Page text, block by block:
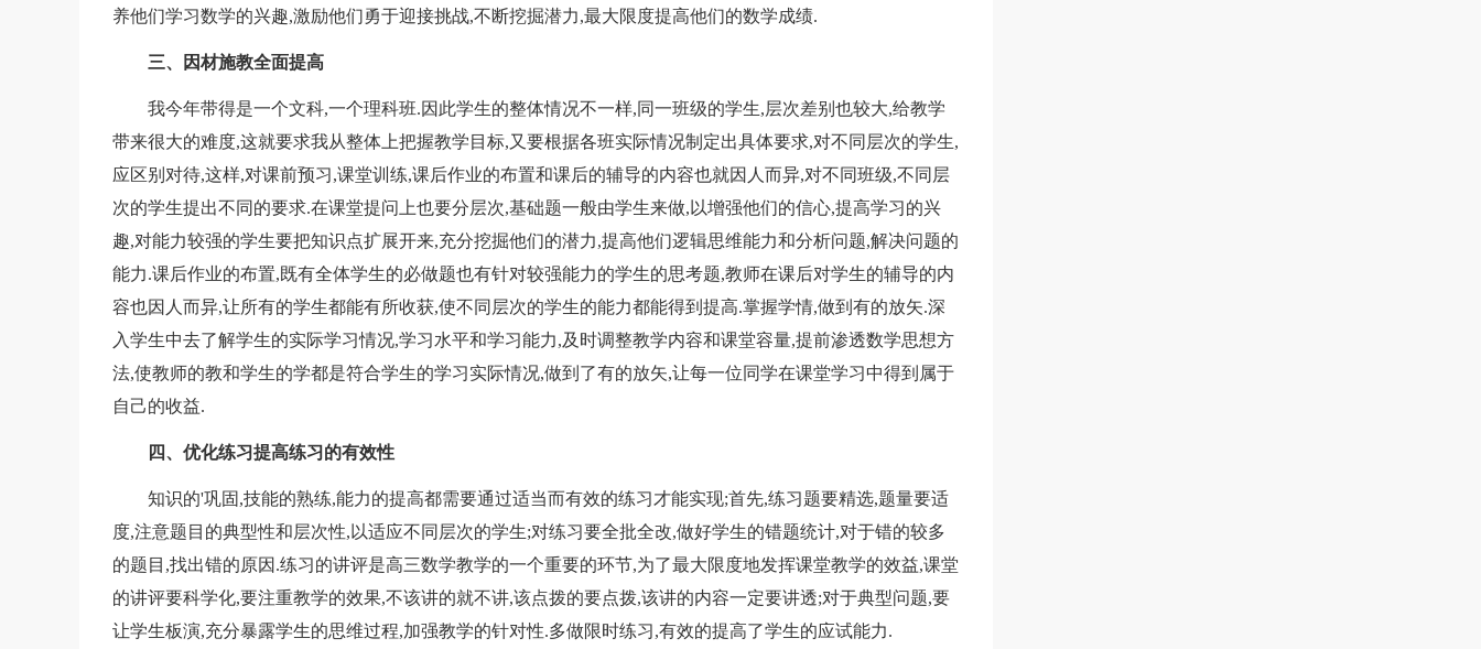
养他们学习数学的兴趣,激励他们勇于迎接挑战,不断挖掘潜力,最大限度提高他们的数学成绩.
三、因材施教全面提高
我今年带得是一个文科,一个理科班.因此学生的整体情况不一样,同一班级的学生,层次差别也较大,给教学
带来很大的难度,这就要求我从整体上把握教学目标,又要根据各班实际情况制定出具体要求,对不同层次的学生,
应区别对待,这样,对课前预习,课堂训练,课后作业的布置和课后的辅导的内容也就因人而异,对不同班级,不同层
次的学生提出不同的要求.在课堂提问上也要分层次,基础题一般由学生来做,以增强他们的信心,提高学习的兴
趣,对能力较强的学生要把知识点扩展开来,充分挖掘他们的潜力,提高他们逻辑思维能力和分析问题,解决问题的
能力.课后作业的布置,既有全体学生的必做题也有针对较强能力的学生的思考题,教师在课后对学生的辅导的内
容也因人而异,让所有的学生都能有所收获,使不同层次的学生的能力都能得到提高.掌握学情,做到有的放矢.深
入学生中去了解学生的实际学习情况,学习水平和学习能力,及时调整教学内容和课堂容量,提前渗透数学思想方
法,使教师的教和学生的学都是符合学生的学习实际情况,做到了有的放矢,让每一位同学在课堂学习中得到属于
自己的收益.
四、优化练习提高练习的有效性
知识的'巩固,技能的熟练,能力的提高都需要通过适当而有效的练习才能实现;首先,练习题要精选,题量要适
度,注意题目的典型性和层次性,以适应不同层次的学生;对练习要全批全改,做好学生的错题统计,对于错的较多
的题目,找出错的原因.练习的讲评是高三数学教学的一个重要的环节,为了最大限度地发挥课堂教学的效益,课堂
的讲评要科学化,要注重教学的效果,不该讲的就不讲,该点拨的要点拨,该讲的内容一定要讲透;对于典型问题,要
让学生板演,充分暴露学生的思维过程,加强教学的针对性.多做限时练习,有效的提高了学生的应试能力.